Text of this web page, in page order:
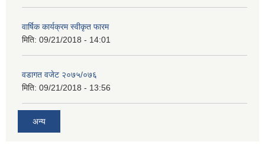
वार्षिक कार्यक्रम स्वीकृत फारम
मिति: 09/21/2018 - 14:01
वडागत वजेट २०७५/०७६
मिति: 09/21/2018 - 13:56
अन्य